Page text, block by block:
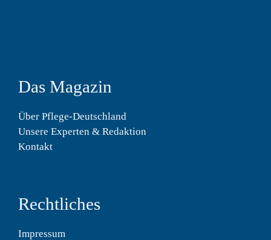
Das Magazin
Über Pflege-Deutschland
Unsere Experten & Redaktion
Kontakt
Rechtliches
Impressum